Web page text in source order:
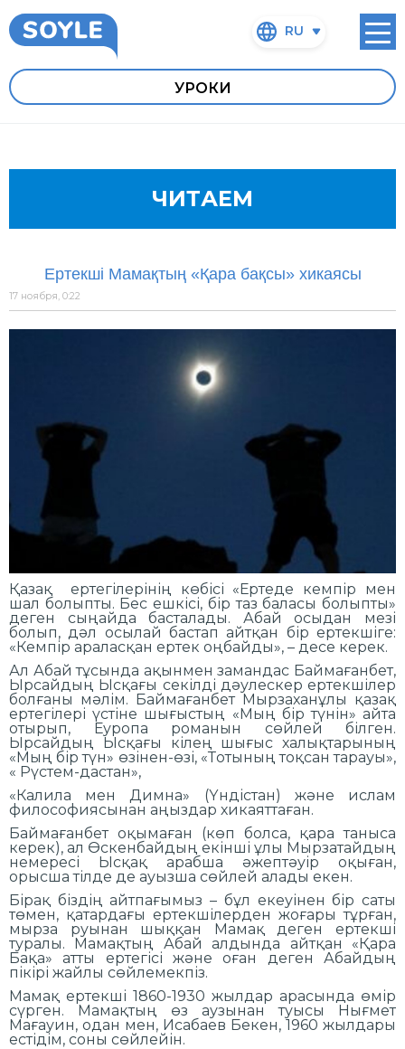
RU
УРОКИ
ЧИТАЕМ
Ертекші Мамақтың «Қара бақсы» хикаясы
17 ноября, 0:22
Қазақ ертегілерінің көбісі «Ертеде кемпір мен
шал болыпты. Бес ешкісі, бір таз баласы болыпты»
деген сыңайда басталады. Абай осыдан мезі
болып, дәл осылай бастап айтқан бір ертекшіге:
«Кемпір араласқан ертек оңбайды», – десе керек.
Ал Абай тұсында ақынмен замандас Баймағанбет,
Ырсайдың Ысқағы секілді дәулескер ертекшілер
болғаны мәлім. Баймағанбет Мырзаханұлы қазақ
ертегілері үстіне шығыстың «Мың бір түнін» айта
отырып, Еуропа романын сөйлей білген.
Ырсайдың Ысқағы кілең шығыс халықтарының
«Мың бір түн» өзінен-өзі, «Тотының тоқсан тарауы»,
« Рүстем-дастан»,
«Калила мен Димна» (Үндістан) және ислам
философиясынан аңыздар хикаяттаған.
Баймағанбет оқымаған (көп болса, қара таныса
керек), ал Өскенбайдың екінші ұлы Мырзатайдың
немересі Ысқақ арабша әжептәуір оқыған,
орысша тілде де ауызша сөйлей алады екен.
Бірақ біздің айтпағымыз – бұл екеуінен бір саты
төмен, қатардағы ертекшілерден жоғары тұрған,
мырза руынан шыққан Мамақ деген ертекші
туралы. Мамақтың Абай алдында айтқан «Қара
Бақа» атты ертегісі және оған деген Абайдың
пікірі жайлы сөйлемекпіз.
Мамақ ертекші 1860-1930 жылдар арасында өмір
сүрген. Мамақтың өз аузынан туысы Нығмет
Мағауин, одан мен, Исабаев Бекен, 1960 жылдары
естідім, соны сөйлейін.